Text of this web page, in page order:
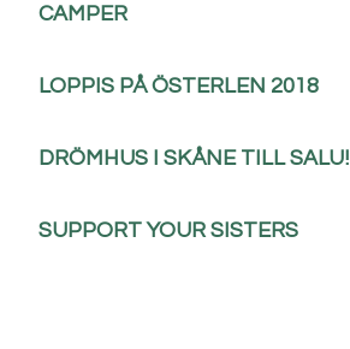
CAMPER
LOPPIS PÅ ÖSTERLEN 2018
DRÖMHUS I SKÅNE TILL SALU!
SUPPORT YOUR SISTERS